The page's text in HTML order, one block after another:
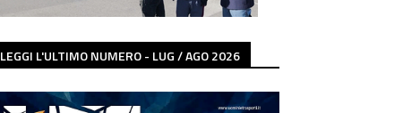
LEGGI L'ULTIMO NUMERO - LUG / AGO 2026